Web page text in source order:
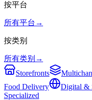
按平台
所有平台 →
按类别
所有类别 →
Storefronts
Food Delivery
Digital &
Specialized